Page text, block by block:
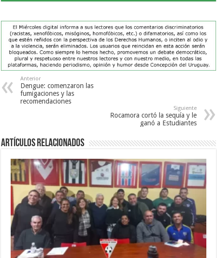
Anterior
Dengue: comenzaron las
fumigaciones y las
recomendaciones
Siguiente
Rocamora cortó la sequía y le
ganó a Estudiantes
Artículos Relacionados